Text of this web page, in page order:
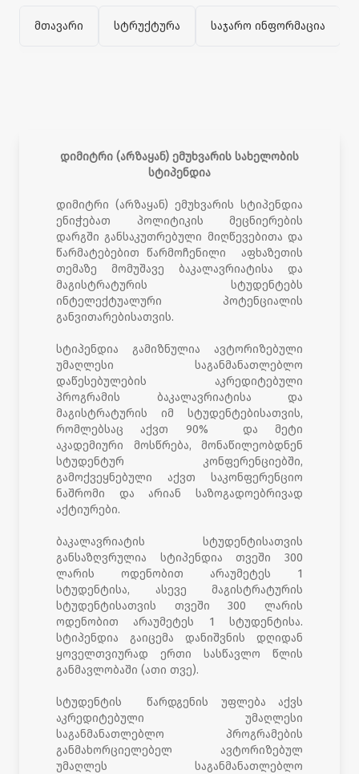
მთავარი სტრუქტურა საჯარო ინფორმაცია
დიმიტრი (არზაყან) ემუხვარის სახელობის
სტიპენდია
დიმიტრი (არზაყან) ემუხვარის სტიპენდია
ენიჭებათ პოლიტიკის მეცნიერების
დარგში განსაკუთრებული მიღწევებითა და
წარმატებებით წარმოჩენილი აფხაზეთის
თემაზე მომუშავე ბაკალავრიატისა და
მაგისტრატურის სტუდენტებს
ინტელექტუალური პოტენციალის
განვითარებისათვის.
სტიპენდია გამიზნულია ავტორიზებული
უმაღლესი საგანმანათლებლო
დაწესებულების აკრედიტებული
პროგრამის ბაკალავრიატისა და
მაგისტრატურის იმ სტუდენტებისათვის,
რომლებსაც აქვთ 90% და მეტი
აკადემიური მოსწრება, მონაწილეობდნენ
სტუდენტურ კონფერენციებში,
გამოქვეყნებული აქვთ საკონფერენციო
ნაშრომი და არიან საზოგადოებრივად
აქტიურები.
ბაკალავრიატის სტუდენტისათვის
განსაზღვრულია სტიპენდია თვეში 300
ლარის ოდენობით არაუმეტეს 1
სტუდენტისა, ასევე მაგისტრატურის
სტუდენტისათვის თვეში 300 ლარის
ოდენობით არაუმეტეს 1 სტუდენტისა.
სტიპენდია გაიცემა დანიშვნის დღიდან
ყოველთვიურად ერთი სასწავლო წლის
განმავლობაში (ათი თვე).
სტუდენტის წარდგენის უფლება აქვს
აკრედიტებული უმაღლესი
საგანმანათლებლო პროგრამების
განმახორციელებელ ავტორიზებულ
უმაღლეს საგანმანათლებლო